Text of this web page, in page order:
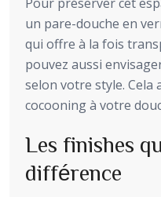
Pour préserver cet
un pare-douche en
qui offre à la fois
pouvez aussi
selon votre style.
cocooning à votre
Les finishes
différence